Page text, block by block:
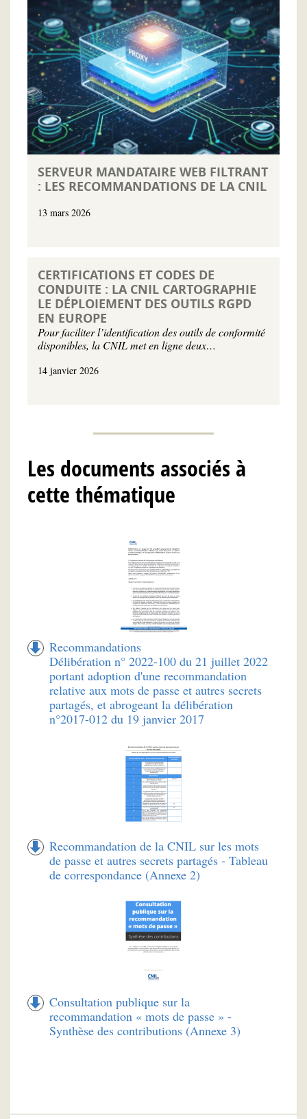
SERVEUR MANDATAIRE WEB FILTRANT
: LES RECOMMANDATIONS DE LA CNIL
13 mars 2026
CERTIFICATIONS ET CODES DE
CONDUITE : LA CNIL CARTOGRAPHIE
LE DÉPLOIEMENT DES OUTILS RGPD
EN EUROPE
Pour faciliter l’identification des outils de conformité
disponibles, la CNIL met en ligne deux…
14 janvier 2026
Les documents associés à
cette thématique
Recommandations
Délibération n° 2022-100 du 21 juillet 2022
portant adoption d'une recommandation
relative aux mots de passe et autres secrets
partagés, et abrogeant la délibération
n°2017-012 du 19 janvier 2017
Recommandation de la CNIL sur les mots
de passe et autres secrets partagés - Tableau
de correspondance (Annexe 2)
Consultation publique sur la
recommandation « mots de passe » -
Synthèse des contributions (Annexe 3)